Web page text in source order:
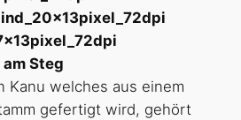
Steg
Kanu welches aus einem
gefertigt wird, gehört